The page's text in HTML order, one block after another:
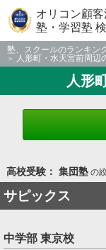
オリコン顧
塾・学習塾
塾、スクールのランキン
人形町・水天宮前周辺
人形
高校受験： 集団塾の
サピックス
中学部 東京校